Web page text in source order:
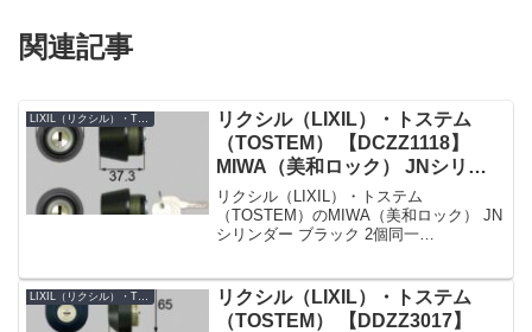
関連記事
LIXIL（リクシル）・TOSTEM（トステム）
リクシル（LIXIL）・トステム
（TOSTEM） 【DCZZ1118】
MIWA（美和ロック） JNシリン
ダー 玄関ドア用 ブラック 2個同
一
リクシル（LIXIL）・トステム
（TOSTEM）のMIWA（美和ロック） JN
シリンダー ブラック 2個同一
ラックセット内容本体×2、キー×5Kシリ
ーズ...
リクシル（LIXIL）・トステム
（TOSTEM） 【DDZZ3017】